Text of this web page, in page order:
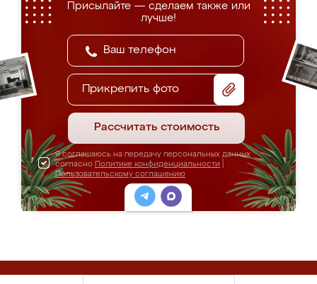
Присылайте — сделаем также или
лучше!
Прикрепить фото
Рассчитать стоимость
Я соглашаюсь на передачу персональных данных
согласно Политике конфиденциальности
Пользовательскому соглашению